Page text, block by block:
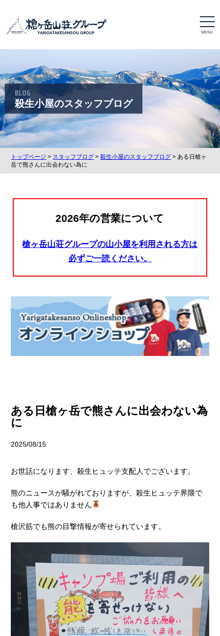
t
o
g
l
n
a
v
g
a
o
n
BLOG
殺生小屋のスタッフブログ
トップページ > スタッフブログ >殺生小屋のスタッフブログ > ある日槍ヶ
岳で熊さんに出会わない為に
2026年の営業について
槍ヶ岳山荘グループの山小屋を利用される方は
必ずご一読ください。
ある日槍ヶ岳で熊さんに出会わない為
に
2025/08/15
お世話になります、殺生ヒュッテ支配人でございます。
熊のニュースが騒がれておりますが、殺生ヒュッテ界隈で
も他人事ではありません
槍沢筋でも熊の目撃情報が寄せられています。